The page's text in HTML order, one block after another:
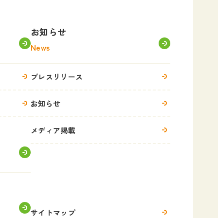
お知らせ
News
プレスリリース
お知らせ
メディア掲載
サイトマップ